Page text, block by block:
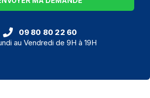
09 80 80 22 60
au Vendredi de 9H à 19H